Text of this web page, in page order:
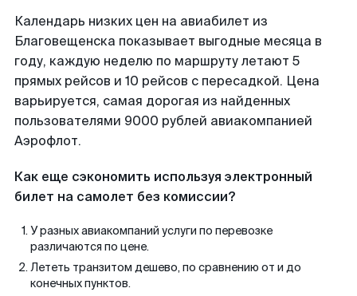
Календарь низких цен на авиабилет из
Благовещенска показывает выгодные месяца в
году, каждую неделю по маршруту летают 5
прямых рейсов и 10 рейсов с пересадкой. Цена
варьируется, самая дорогая из найденных
пользователями 9000 рублей авиакомпанией
Аэрофлот.
Как еще сэкономить используя электронный
билет на самолет без комиссии?
У разных авиакомпаний услуги по перевозке
различаются по цене.
Лететь транзитом дешево, по сравнению от и до
конечных пунктов.